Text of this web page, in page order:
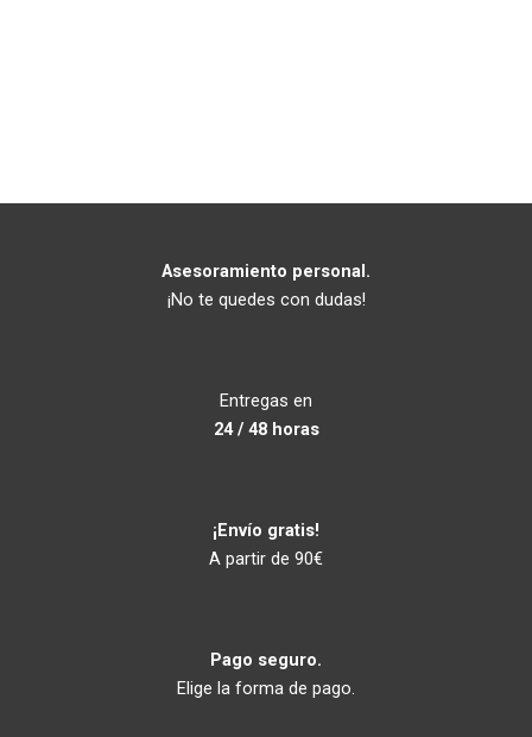
Asesoramiento personal.
¡No te quedes con dudas!
Entregas en
24 / 48 horas
¡Envío gratis!
A partir de 90€
Pago seguro.
Elige la forma de pago.